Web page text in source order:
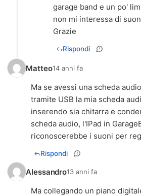
garage band e un po'
non mi interessa di
Rispondi
Matteo14 anni fa
Ma se avessi una scheda
tramite USB la mia scheda
inserendo sia chitarra e
scheda audio, l'IPad in
riconoscerebbe i suoni per
Rispondi
Alessandro13 anni fa
Ma collegando un piano